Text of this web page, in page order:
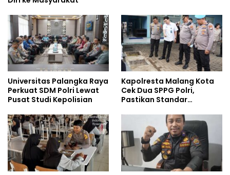
Universitas Palangka Raya
Perkuat SDM Polri Lewat
Pusat Studi Kepolisian
Kapolresta Malang Kota
Cek Dua SPPG Polri,
Pastikan Standar
Pengelolaan Limbah
Berjalan Optimal